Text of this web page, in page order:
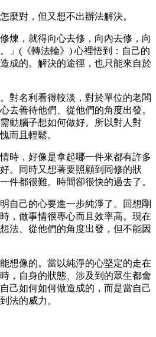
麼對，但又想不出辦法解決。
煉，就得向心去修，向內去修，向
」(《轉法輪》) 心裡悟到：自己的
成的。解決的途徑，也只能來自於
對名利看得較淡，對於單位的老闆
去善待他們、從他們的角度出發。
動腦子想如何做好。所以對人對
而且輕鬆。
時，好像是拿起哪一件來都有許多
。同時又想著要照顧到同修的狀
件都很難。時間卻很快的過去了。
自己的心要進一步純淨了。回想剛
，做事情很專心而且效率高。現在
法、從他們的角度出發，但不能因
想像的。當以純淨的心堅定的走在
，自身的狀態、涉及到的眾生都會
己如何如何做造成的，而是當自己
法的威力。